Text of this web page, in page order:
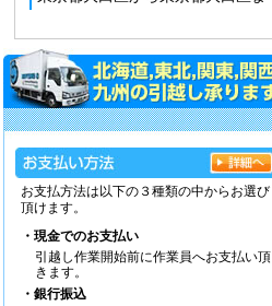
お支払方法は以下の３種類の中からお選び
頂けます。
・現金でのお支払い
引越し作業開始前に作業員へお支払い頂
きます。
・銀行振込